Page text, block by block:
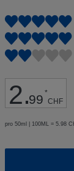
2.99 *
CHF
pro 50ml | 100ML = 5.98
springen